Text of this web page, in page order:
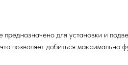
для установки и
позволяет добиться максимально